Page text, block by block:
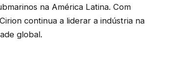
na América Latina. Com
continua a liderar a indústria na
global.